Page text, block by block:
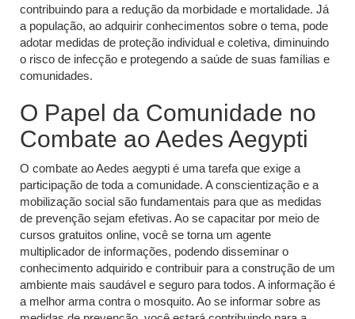
contribuindo para a redução da morbidade e mortalidade. Já
a população, ao adquirir conhecimentos sobre o tema, pode
adotar medidas de proteção individual e coletiva, diminuindo
o risco de infecção e protegendo a saúde de suas famílias e
comunidades.
O Papel da Comunidade no
Combate ao Aedes Aegypti
O combate ao Aedes aegypti é uma tarefa que exige a
participação de toda a comunidade. A conscientização e a
mobilização social são fundamentais para que as medidas
de prevenção sejam efetivas. Ao se capacitar por meio de
cursos gratuitos online, você se torna um agente
multiplicador de informações, podendo disseminar o
conhecimento adquirido e contribuir para a construção de um
ambiente mais saudável e seguro para todos. A informação é
a melhor arma contra o mosquito. Ao se informar sobre as